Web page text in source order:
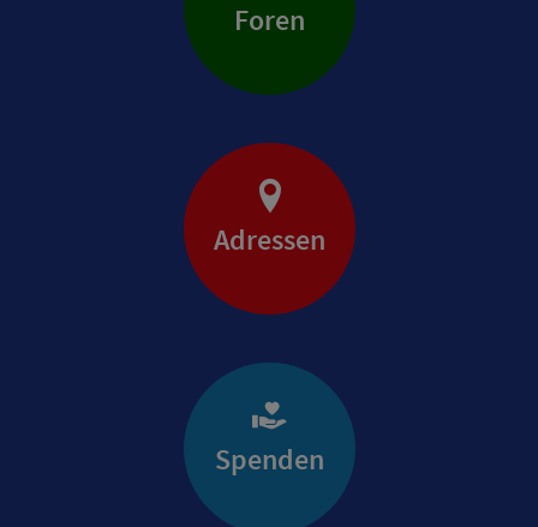
Foren
Adressen
Spenden